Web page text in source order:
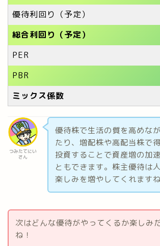
優待利回り（予定）
総合利回り（予定）
PER
PBR
ミックス係数
つみたてにい
さん
優待株で生活の質を高めな
たり、増配株や高配当株で
投資することで資産増の加
ともできます。株主優待は
楽しみを増やしてくれますね
次はどんな優待がやってくるか楽しみ
ね！